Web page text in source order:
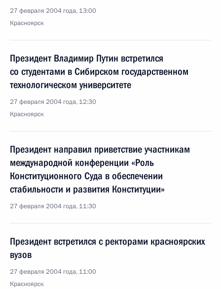
27 февраля 2004 года, 13:00
Красноярск
Президент Владимир Путин встретился
со студентами в Сибирском государственном
технологическом университете
27 февраля 2004 года, 12:30
Красноярск
Президент направил приветствие участникам
международной конференции «Роль
Конституционного Суда в обеспечении
стабильности и развития Конституции»
27 февраля 2004 года, 11:30
Президент встретился с ректорами красноярских
вузов
27 февраля 2004 года, 11:00
Красноярск